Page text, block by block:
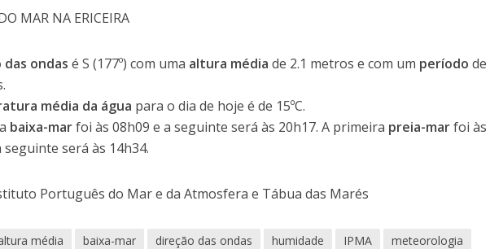
MAR NA ERICEIRA
das ondas é S (177º) com uma altura média de 2.1 metros e com um período de
média da água para o dia de hoje é de 15ºC.
baixa-marfoi às 08h09 e a seguinte será às 20h17. A primeira preia-marfoi às
seguinte será às 14h34.
Português do Mar e da Atmosfera e Tábua das Marés
média baixa-mar direção das ondas humidade IPMA
meteorologia